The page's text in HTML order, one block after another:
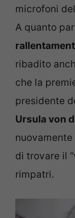
microfoni
A quanto
ribadito
che la
presidente
Ursula von
nuovamente
di trovare il
rimpatri.